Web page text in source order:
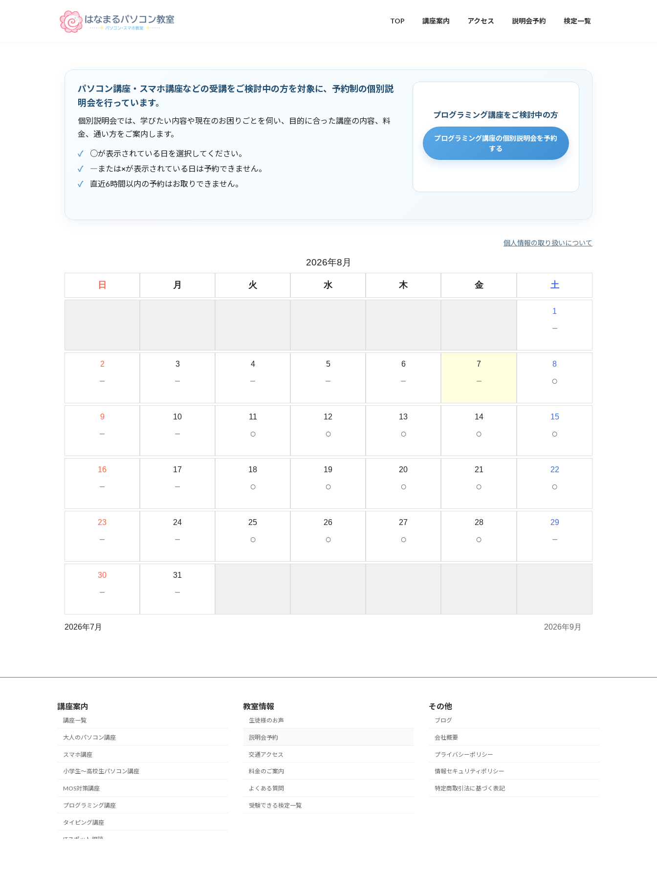
TOP 講座案内 アクセス 説明会予約 検定一覧
パソコン講座・スマホ講座などの受講をご検討中の方を対象に、予約制の個別説
明会を行っています。
個別説明会では、学びたい内容や現在のお困りごとを伺い、目的に合った講座の内容、料
金、通い方をご案内します。
○が表示されている日を選択してください。
― または×が表示されている日は予約できません。
直近6時間以内の予約はお取りできません。
プログラミング講座をご検討中の方
プログラミング講座の個別説明会を予約
する
個人情報の取り扱いについて
2026年8月
日 月 火 水 木 金 土
1
－
2
－
3
－
4
－
5
－
6
－
7
－
8
○
9
－
10
－
11
○
12
○
13
○
14
○
15
○
16
－
17
－
18
○
19
○
20
○
21
○
22
○
23
－
24
－
25
○
26
○
27
○
28
○
29
－
30
－
31
－
2026年7月 2026年9月
講座案内
講座一覧
大人のパソコン講座
スマホ講座
小学生～高校生パソコン講座
MOS対策講座
プログラミング講座
タイピング講座
ITスポット相談
教室情報
生徒様のお声
説明会予約
交通アクセス
料金のご案内
よくある質問
受験できる検定一覧
その他
ブログ
会社概要
プライバシーポリシー
情報セキュリティポリシー
特定商取引法に基づく表記